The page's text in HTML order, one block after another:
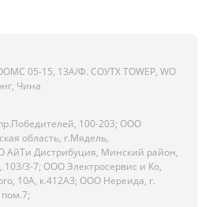
05-15, 13А/Ф. СОУТХ ТОWЕР, WО
Чина
100-203; ООО
область, г.Мядель,
АйТи Дистрибуция, Минский район,
103/3-7; ООО Электросервис и Ко,
10А, к.412АЗ; ООО Нереида, г.